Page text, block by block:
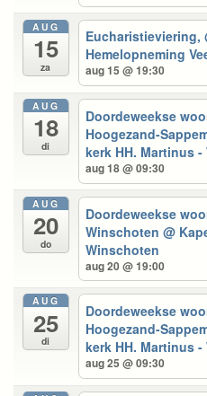
AUG
15
za
Eucharistieviering,
Hemelopneming
aug 15 @ 19:30
AUG
18
di
Doordeweekse
Hoogezand-
kerk HH. Martinus
aug 18 @ 09:30
AUG
20
do
Doordeweekse
Winschoten@
Winschoten
aug 20 @ 19:00
AUG
25
di
Doordeweekse
Hoogezand-
kerk HH. Martinus
aug 25 @ 09:30